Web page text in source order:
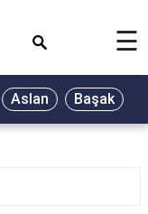
☰
Aslan Başak